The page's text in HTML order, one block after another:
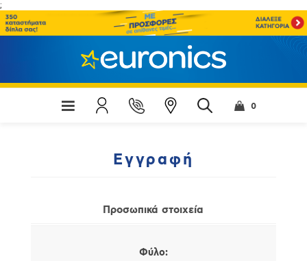
;
0
Εγγραφή
Προσωπικά στοιχεία
Φύλο: